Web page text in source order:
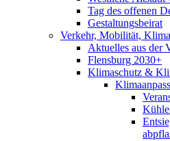
Tag des offenen
Gestaltungsbeirat
Verkehr, Mobilität, Klima
Aktuelles aus der
Flensburg 2030+
Klimaschutz &